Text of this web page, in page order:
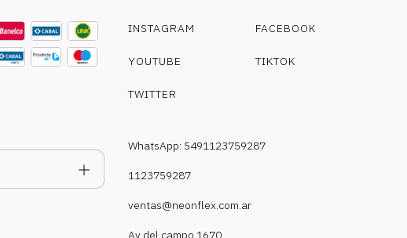
INSTAGRAM FACEBOOK
YOUTUBE TIKTOK
TWITTER
WhatsApp: 5491123759287
1123759287
ventas@neonflex.com.ar
Av del campo 1670